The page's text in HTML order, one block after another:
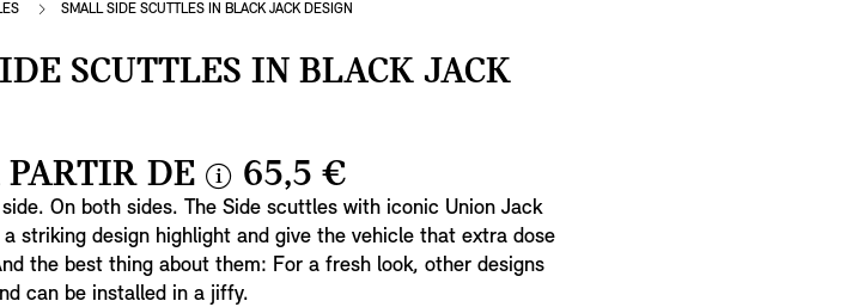
SMALL SIDE SCUTTLES IN BLACK JACK DESIGN
SCUTTLES IN BLACK JACK
PARTIR DE
i
n
f
o
65,5 €
On both sides. The Side scuttles with iconic Union Jack
striking design highlight and give the vehicle that extra dose
the best thing about them: For a fresh look, other designs
can be installed in a jiffy.